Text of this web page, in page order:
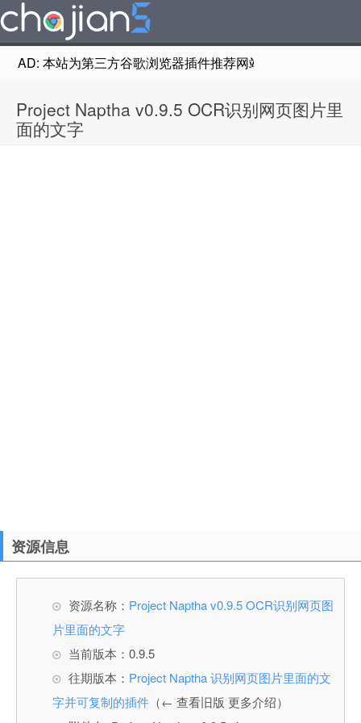
AD: 本站为第三方谷歌浏览器插件推荐网站，非Google
Project Naptha v0.9.5 OCR识别网页图片里
面的文字
资源信息
资源名称： Project Naptha v0.9.5 OCR识别网页图
片里面的文字
当前版本：0.9.5
往期版本： Project Naptha 识别网页图片里面的文
字并可复制的插件 （← 查看旧版 更多介绍）